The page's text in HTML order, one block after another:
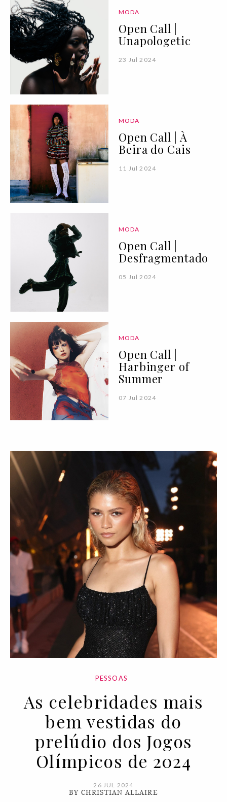
MODA
Open Call |
Unapologetic
23 Jul 2024
MODA
Open Call | À
Beira do Cais
11 Jul 2024
MODA
Open Call |
Desfragmentado
05 Jul 2024
MODA
Open Call |
Harbinger of
Summer
07 Jul 2024
PESSOAS
As celebridades mais
bem vestidas do
prelúdio dos Jogos
Olímpicos de 2024
26 JUL 2024
BY CHRISTIAN ALLAIRE